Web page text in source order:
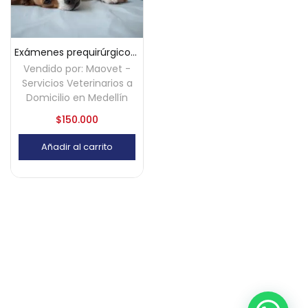
Exámenes prequirúrgicos a domicilio – Medellín
Vendido por: Maovet -
Servicios Veterinarios a
Domicilio en Medellín
$150.000
Añadir al carrito